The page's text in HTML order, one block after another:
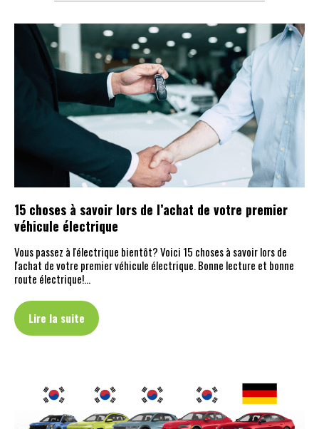
15 choses à savoir lors de l’achat de votre premier
véhicule électrique
Vous passez à l'électrique bientôt? Voici 15 choses à savoir lors de
l'achat de votre premier véhicule électrique. Bonne lecture et bonne
route électrique!…
Lire la suite